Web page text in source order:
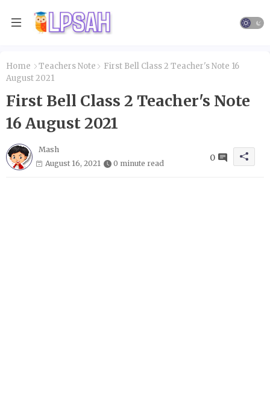
Home Teachers Note
First Bell Class 2 Teacher's Note 16
August 2021
First Bell Class 2 Teacher's Note
16 August 2021
Mash
August 16, 2021
0 minute read
0